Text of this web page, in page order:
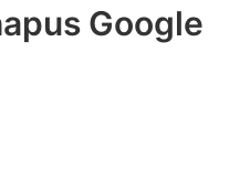
Google